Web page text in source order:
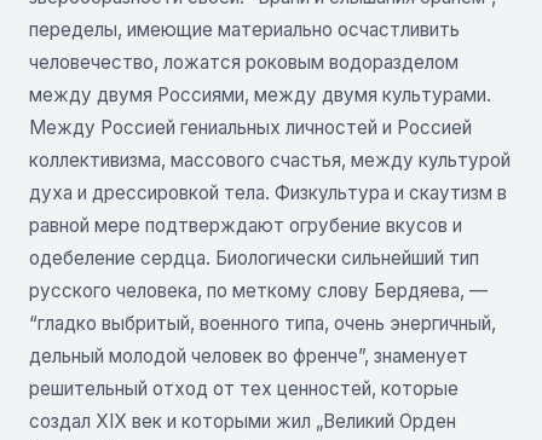
переделы, имеющие материально осчастливить
человечество, ложатся роковым водоразделом
между двумя Россиями, между двумя культурами.
Между Россией гениальных личностей и Россией
коллективизма, массового счастья, между культурой
духа и дрессировкой тела. Физкультура и скаутизм в
равной мере подтверждают огрубение вкусов и
одебеление сердца. Биологически сильнейший тип
русского человека, по меткому слову Бердяева, —
“гладко выбритый, военного типа, очень энергичный,
дельный молодой человек во френче”, знаменует
решительный отход от тех ценностей, которые
создал XIX век и которыми жил „Великий Орден